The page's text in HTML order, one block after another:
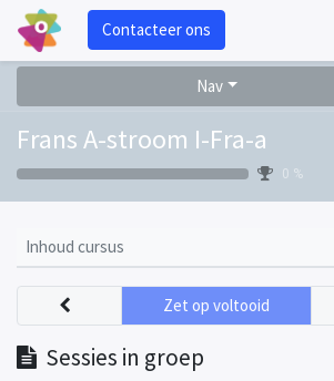
Contacteer ons
Nav
Frans A-stroom I-Fra-a
0 %
Inhoud cursus
Sessies in groep
Zet op voltooid